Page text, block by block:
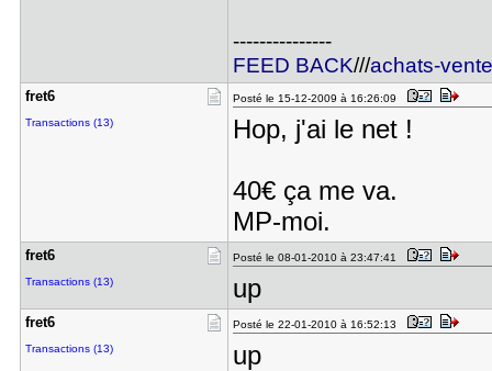
---------------
FEED BACK///achats-
fret6
Transactions (13)
Posté le 15-12-2009 à 16:26:09
Hop, j'ai le net !
40€ ça me va.
MP-moi.
fret6
Transactions (13)
Posté le 08-01-2010 à 23:47:41
up
fret6
Transactions (13)
Posté le 22-01-2010 à 16:52:13
up